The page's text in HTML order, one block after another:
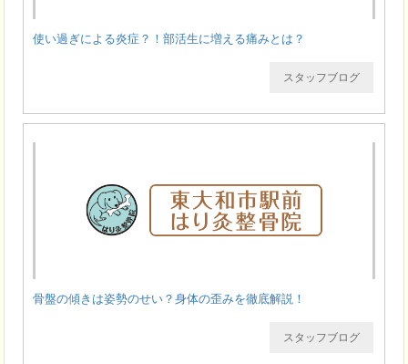
使い過ぎによる炎症？！部活生に増える痛みとは？
スタッフブログ
骨盤の傾きは姿勢のせい？身体の歪みを徹底解説！
スタッフブログ